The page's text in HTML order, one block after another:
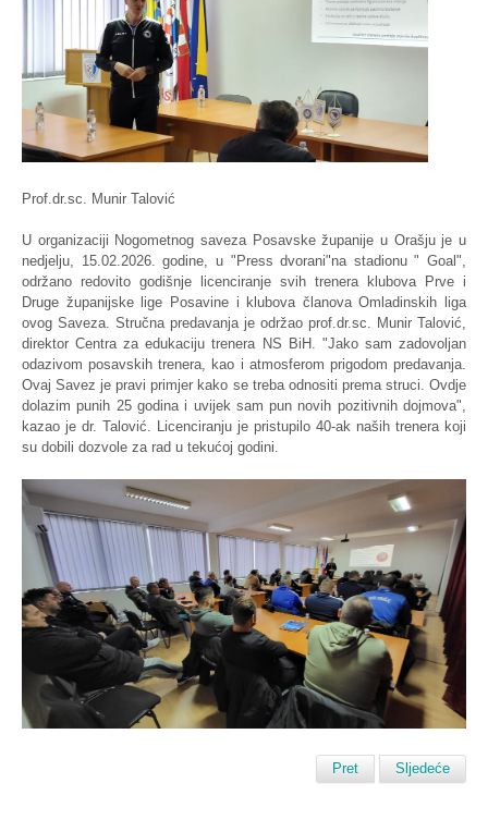
Prof.dr.sc. Munir Talović
U organizaciji Nogometnog saveza Posavske županije u Orašju je u
nedjelju, 15.02.2026. godine, u "Press dvorani"na stadionu " Goal",
održano redovito godišnje licenciranje svih trenera klubova Prve i
Druge županijske lige Posavine i klubova članova Omladinskih liga
ovog Saveza. Stručna predavanja je održao prof.dr.sc. Munir Talović,
direktor Centra za edukaciju trenera NS BiH. "Jako sam zadovoljan
odazivom posavskih trenera, kao i atmosferom prigodom predavanja.
Ovaj Savez je pravi primjer kako se treba odnositi prema struci. Ovdje
dolazim punih 25 godina i uvijek sam pun novih pozitivnih dojmova",
kazao je dr. Talović. Licenciranju je pristupilo 40-ak naših trenera koji
su dobili dozvole za rad u tekućoj godini.
Pret Sljedeće